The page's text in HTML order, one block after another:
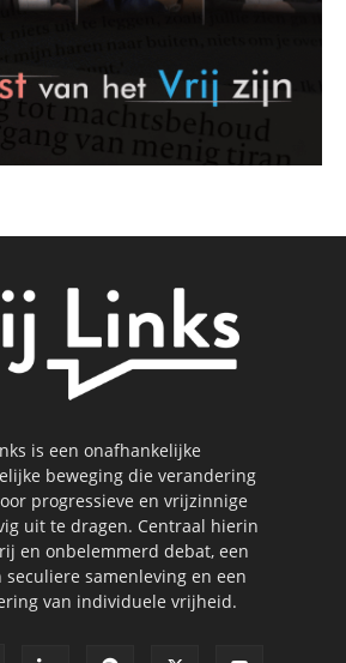
is een onafhankelijke
beweging die verandering
progressieve en vrijzinnige
uit te dragen. Centraal hierin
en onbelemmerd debat, een
seculiere samenleving en een
van individuele vrijheid.